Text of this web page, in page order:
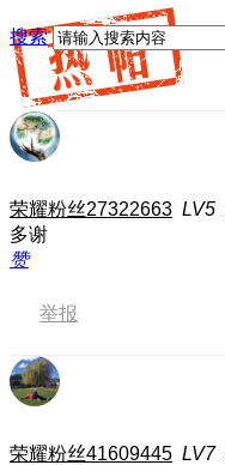
搜索
荣耀粉丝27322663 LV5
多谢
赞
举报
荣耀粉丝41609445 LV7